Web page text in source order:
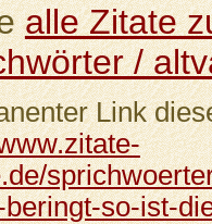
alle Zitate
/
Link
so-ist-